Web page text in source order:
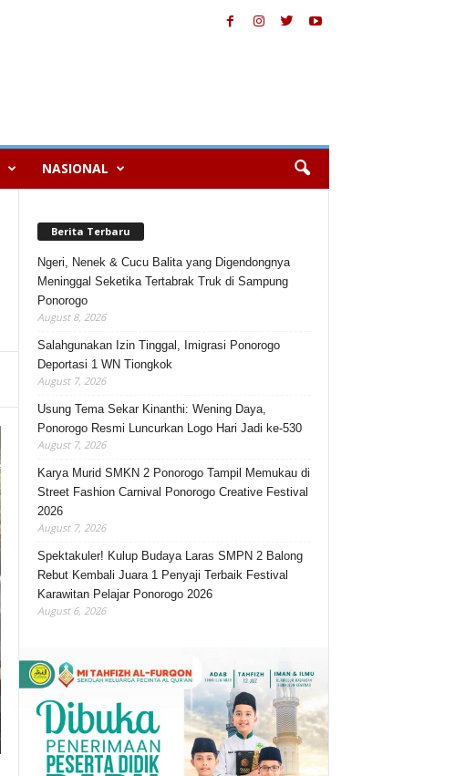
NASIONAL
Berita Terbaru
Ngeri, Nenek & Cucu Balita yang Digendongnya
Meninggal Seketika Tertabrak Truk di Sampung
Ponorogo
August 8, 2026
Salahgunakan Izin Tinggal, Imigrasi Ponorogo
Deportasi 1 WN Tiongkok
August 7, 2026
Usung Tema Sekar Kinanthi: Wening Daya,
Ponorogo Resmi Luncurkan Logo Hari Jadi ke-530
August 7, 2026
Karya Murid SMKN 2 Ponorogo Tampil Memukau di
Street Fashion Carnival Ponorogo Creative Festival
2026
August 7, 2026
Spektakuler! Kulup Budaya Laras SMPN 2 Balong
Rebut Kembali Juara 1 Penyaji Terbaik Festival
Karawitan Pelajar Ponorogo 2026
August 6, 2026